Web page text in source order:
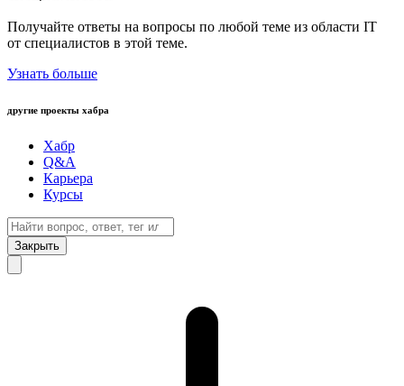
Получайте ответы на вопросы по любой теме из области IT
от специалистов в этой теме.
Узнать больше
другие проекты хабра
Хабр
Q&A
Карьера
Курсы
Закрыть